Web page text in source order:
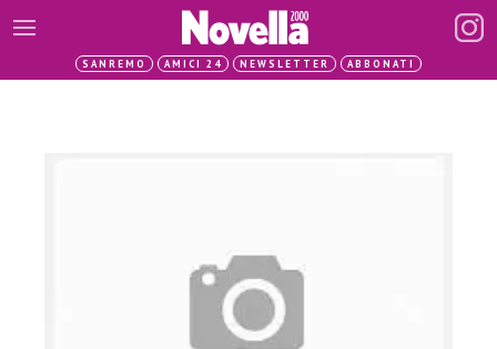
SANREMO AMICI 24 NEWSLETTER ABBONATI